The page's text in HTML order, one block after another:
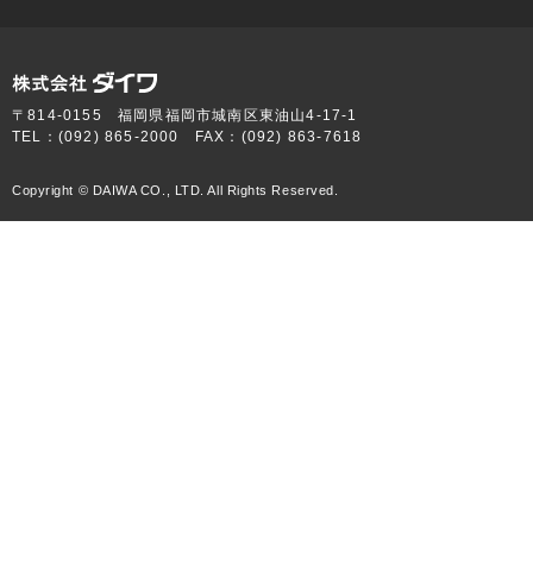
〒814-0155 福岡県福岡市城南区東油山4-17-1
TEL：(092) 865-2000 FAX：(092) 863-7618
Copyright © DAIWA CO., LTD. All Rights Reserved.